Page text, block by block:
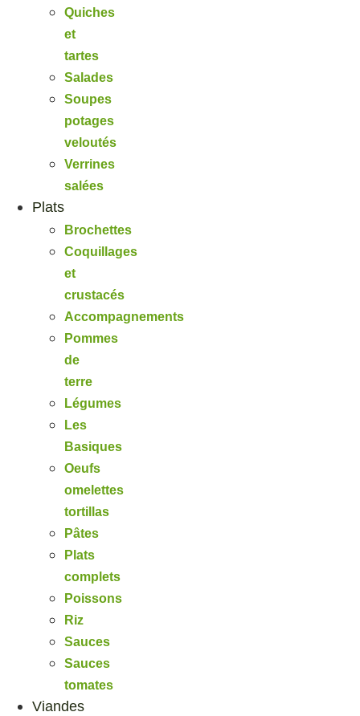
Quiches
et
tartes
Salades
Soupes
potages
veloutés
Verrines
salées
Plats
Brochettes
Coquillages
et
crustacés
Accompagnements
Pommes
de
terre
Légumes
Les
Basiques
Oeufs
omelettes
tortillas
Pâtes
Plats
complets
Poissons
Riz
Sauces
Sauces
tomates
Viandes